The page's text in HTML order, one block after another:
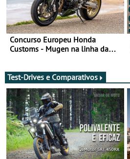
Concurso Europeu Honda
Customs - Mugen na linha da
Test-Drives e Comparativos